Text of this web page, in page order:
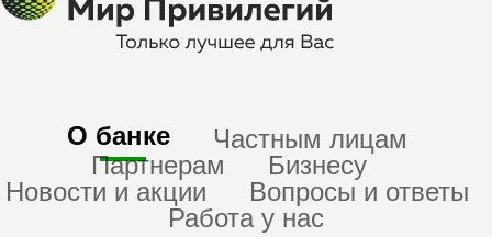
О банке Частным лицам
Партнерам Бизнесу
Новости и акции Вопросы и ответы
Работа у нас